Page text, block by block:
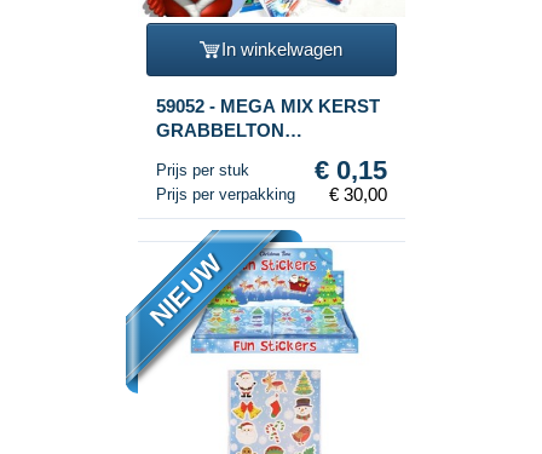
In winkelwagen
59052 - MEGA MIX KERST
GRABBELTON
Prijs per stuk € 0,15
Prijs per verpakking € 30,00
NIEUW